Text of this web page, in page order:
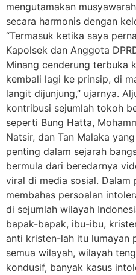
mengutamakan
secara harmonis dengan
“Termasuk ketika saya
Kapolsek dan Anggota
Minang cenderung terbuka
kembali lagi ke prinsip, di
langit dijunjung,” ujarnya.
kontribusi sejumlah tokoh
seperti Bung Hatta,
Natsir, dan Tan Malaka
penting dalam sejarah
bermula dari beredarnya
viral di media sosial.
membahas persoalan
di sejumlah wilayah
bapak-bapak, ibu-ibu,
anti kristen-lah itu lumayan
semua wilayah, wilayah
kondusif, banyak kasus